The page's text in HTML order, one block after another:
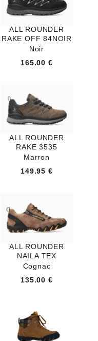
ALL ROUNDER
RAKE OFF 84NOIR
Noir
165.00 €
ALL ROUNDER
RAKE 3535
Marron
149.95 €
ALL ROUNDER
NAILA TEX
Cognac
135.00 €